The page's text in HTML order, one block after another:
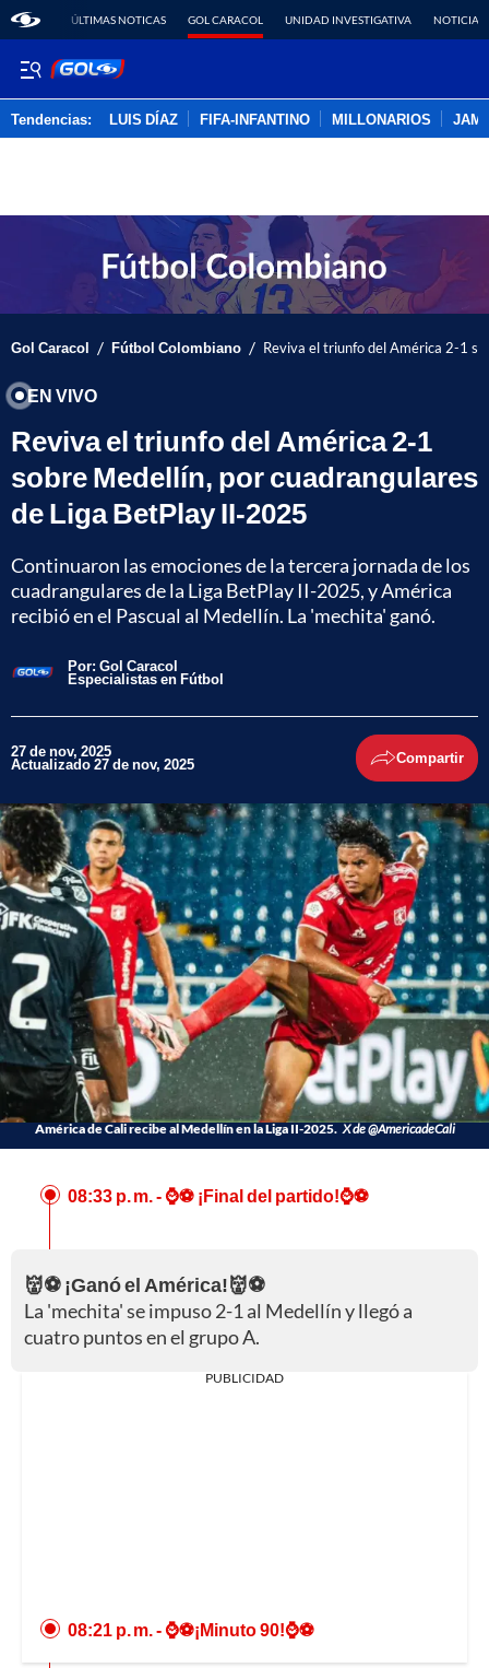
ÚLTIMAS NOTICAS GOL CARACOL UNIDAD INVESTIGATIVA NOTICIAS
Tendencias: LUIS DÍAZ FIFA-INFANTINO MILLONARIOS
Gol Caracol / Fútbol Colombiano / Reviva el triunfo del América 2-1
EN VIVO
Reviva el triunfo del América 2-1
sobre Medellín, por cuadrangulares
de Liga BetPlay II-2025
Continuaron las emociones de la tercera jornada de los
cuadrangulares de la Liga BetPlay II-2025, y América
recibió en el Pascual al Medellín. La 'mechita' ganó.
Por: Gol Caracol
Especialistas en Fútbol
27 de nov, 2025
Actualizado 27 de nov, 2025 Compartir
América de Cali recibe al Medellín en la Liga II-2025. X de @AmericadeCali
08:33 p. m.- ⌚⚽ ¡Final del partido!⌚⚽
👹⚽ ¡Ganó el América!👹⚽
La 'mechita' se impuso 2-1 al Medellín y llegó a
cuatro puntos en el grupo A.
PUBLICIDAD
08:21 p. m.- ⌚⚽¡Minuto 90!⌚⚽